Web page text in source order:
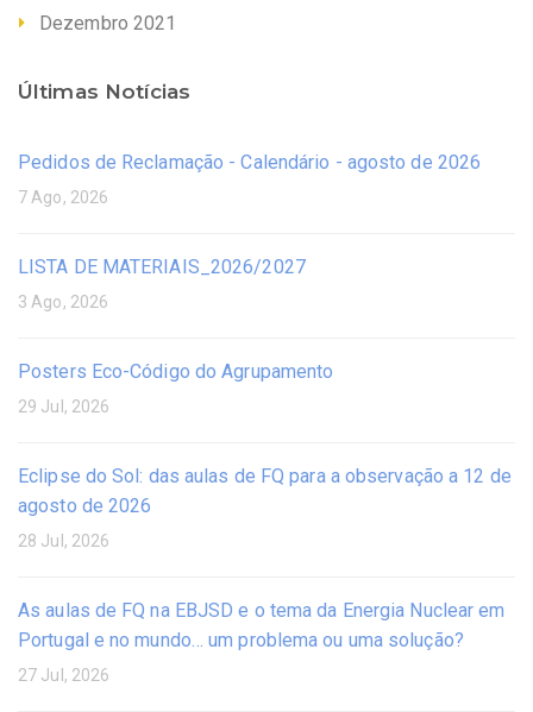
Dezembro 2021
Últimas Notícias
Pedidos de Reclamação - Calendário - agosto de 2026
7 Ago, 2026
LISTA DE MATERIAIS_2026/2027
3 Ago, 2026
Posters Eco-Código do Agrupamento
29 Jul, 2026
Eclipse do Sol: das aulas de FQ para a observação a 12 de
agosto de 2026
28 Jul, 2026
As aulas de FQ na EBJSD e o tema da Energia Nuclear em
Portugal e no mundo… um problema ou uma solução?
27 Jul, 2026